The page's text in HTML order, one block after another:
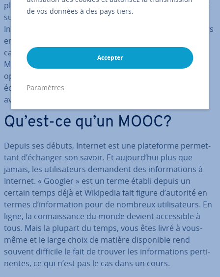
plus. Vous pouvez main­te­nant suivre des cours en ligne
sur toutes sortes de sujets, à condition d'avoir accès à
Internet et de savoir vous motiver ! Cependant, les cours
en ligne ne sont pas seulement de simples vidéos ex­pli­
ca­tives ou de longs textes tech­niques. De nombreux
MOOC utilisent Internet et offrent aux ap­pre­nants des
options in­té­res­santes pour étudier, y compris des
échanges avec d'autres par­ti­ci­pants. Quels sont les
avantages et les in­con­vé­nients de ces cours en ligne ?
Qu’est-ce qu’un MOOC?
Depuis ses débuts, Internet est une pla­te­forme per­met­
tant d’échanger son savoir. Et aujourd’hui plus que
jamais, les uti­li­sa­teurs demandent des in­for­ma­tions à
Internet. « Googler » est un terme établi depuis un
certain temps déjà et Wikipedia fait figure d’autorité en
termes d’in­for­ma­tion pour de nombreux uti­li­sa­teurs. En
ligne, la con­nais­sance du monde devient ac­ces­sible à
tous. Mais la plupart du temps, vous êtes livré à vous-
même et le large choix de matière dis­po­nible rend
souvent difficile le fait de trouver les in­for­ma­tions per­ti­
nentes, ce qui n’est pas le cas dans un cours.
de vos données à des pays tiers.
Accepter
Paramètres